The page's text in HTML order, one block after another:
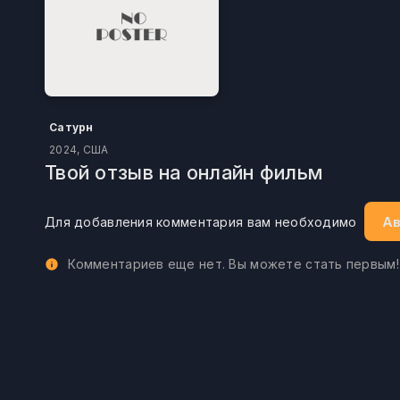
Сатурн
2024, США
Твой отзыв на онлайн фильм
Для добавления комментария вам необходимо
Комментариев еще нет. Вы можете стать первым!